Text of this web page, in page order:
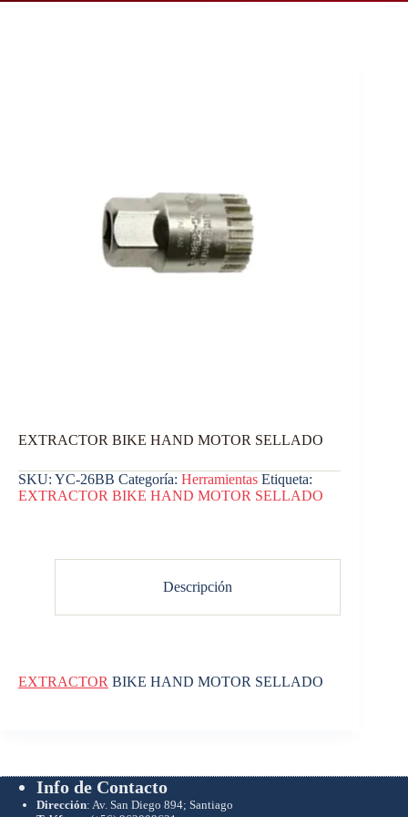
EXTRACTOR BIKE HAND MOTOR SELLADO
SKU: YC-26BB Categoría: Herramientas Etiqueta:
EXTRACTOR BIKE HAND MOTOR SELLADO
Descripción
EXTRACTOR BIKE HAND MOTOR SELLADO
Info de Contacto
Dirección: Av. San Diego 894; Santiago